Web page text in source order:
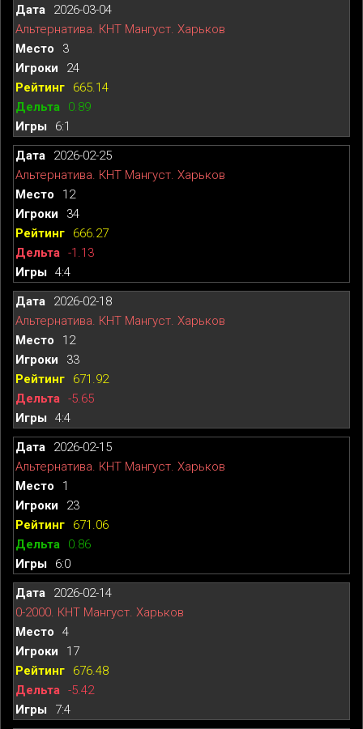
2026-03-04
Альтернатива. КНТ Мангуст. Харьков
3
24
665.14
0.89
6:1
2026-02-25
Альтернатива. КНТ Мангуст. Харьков
12
34
666.27
-1.13
4:4
2026-02-18
Альтернатива. КНТ Мангуст. Харьков
12
33
671.92
-5.65
4:4
2026-02-15
Альтернатива. КНТ Мангуст. Харьков
1
23
671.06
0.86
6:0
2026-02-14
0-2000. КНТ Мангуст. Харьков
4
17
676.48
-5.42
7:4